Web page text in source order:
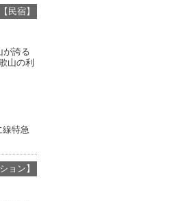
【民宿】
誇る
山の利
特急
ョン】